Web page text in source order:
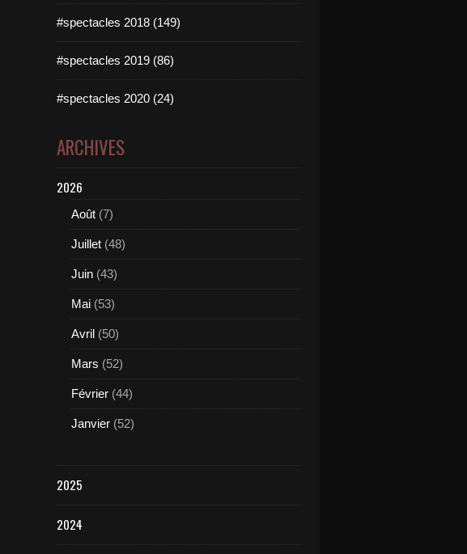
#spectacles 2018 (149)
#spectacles 2019 (86)
#spectacles 2020 (24)
ARCHIVES
2026
Août (7)
Juillet (48)
Juin (43)
Mai (53)
Avril (50)
Mars (52)
Février (44)
Janvier (52)
2025
2024